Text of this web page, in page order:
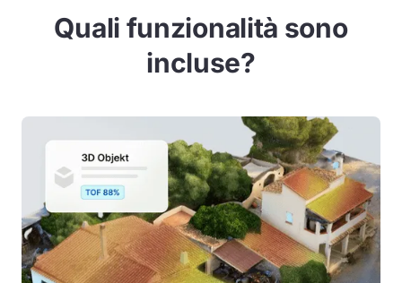
Quali funzionalità sono
incluse?